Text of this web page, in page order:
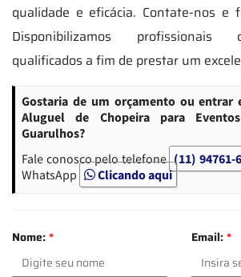
qualidade e eficácia. Contate-nos e
Disponibilizamos profissionais
qualificados a fim de prestar um
Gostaria de um orçamento ou entrar
Aluguel de Chopeira para
Guarulhos?
Fale conosco pelo telefone (11) 94761-
WhatsApp
Clicando aqui
Nome:* Email:*